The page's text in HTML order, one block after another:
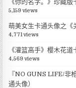
《你的名字。》珍藏版
5,159 views
萌美女生卡通头像之《
4,771 views
《灌篮高手》樱木花道
4,569 views
『NO GUNS LIFE/非
通头像）